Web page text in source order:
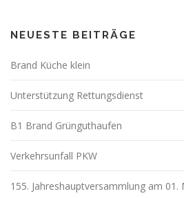
NEUESTE BEITRÄGE
Brand Küche klein
Unterstützung Rettungsdienst
B1 Brand Grünguthaufen
Verkehrsunfall PKW
155. Jahreshauptversammlung am 01.